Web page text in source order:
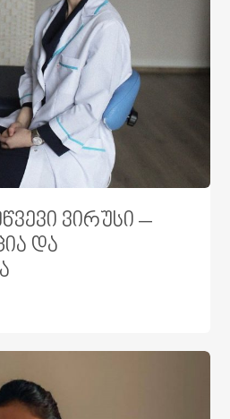
ვირუსი –
და